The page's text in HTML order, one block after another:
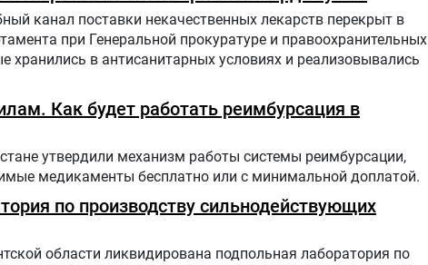
канал поставки некачественных лекарств перекрыт в
при Генеральной прокуратуре и правоохранительных
хранились в антисанитарных условиях и реализовывались
Как будет работать реимбурсация в
утвердили механизм работы системы реимбурсации,
медикаменты бесплатно или с минимальной доплатой.
по производству сильнодействующих
области ликвидирована подпольная лаборатория по